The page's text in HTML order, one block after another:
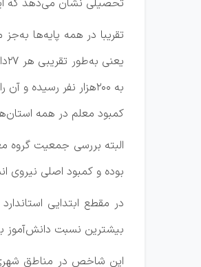
تحصیلی نشان می‌دهد که این عدد برای مقطع ابتدایی ۲۶.۸۵،
به ۲۰۰هزار نفر رسیده و آن را با توجه به افزایش جمعیت بازنشستگان به سونامی بزرگ در دل وزارتخانه آموزش و پرورش تعبیر کرده‌اند.
کمبود معلم در همه
البته بررسی جمعیت گروه
بوده و کمبود اصلی نیروی
بیشترین نسبت دانش‌آموز به معلم در